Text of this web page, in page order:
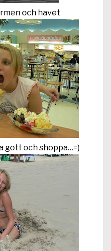
och havet
gott och shoppa…=)